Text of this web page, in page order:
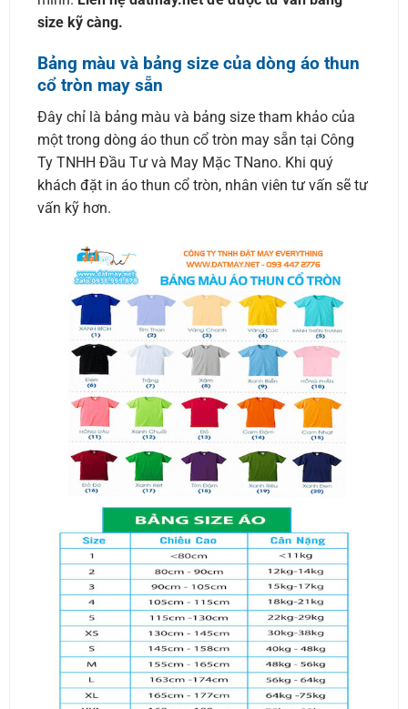
size kỹ càng.
Bảng màu và bảng size của dòng áo thun
cổ tròn may sẵn
Đây chỉ là bảng màu và bảng size tham khảo của
một trong dòng áo thun cổ tròn may sẵn tại Công
Ty TNHH Đầu Tư và May Mặc TNano. Khi quý
khách đặt in áo thun cổ tròn, nhân viên tư vấn sẽ tư
vấn kỹ hơn.